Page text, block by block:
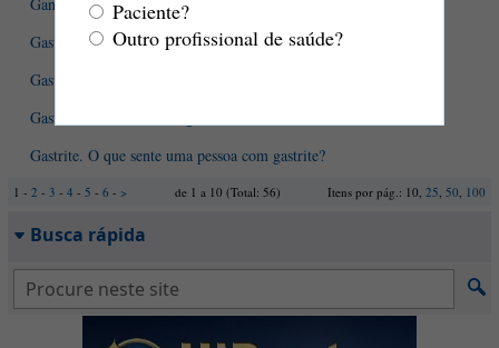
Paciente?
Outro profissional de saúde?
Gastrite atrófica autoimune
Gastrite enantematosa - como ela é?
Gastrite. Como são o diagnóstico e o tratamento?
Gastrite. O que sente uma pessoa com gastrite?
Itens por pág.: 10, 25, 50, 100
1 - 2 - 3 - 4 - 5 - 6 - > de 1 a 10 (Total: 56)
Busca rápida